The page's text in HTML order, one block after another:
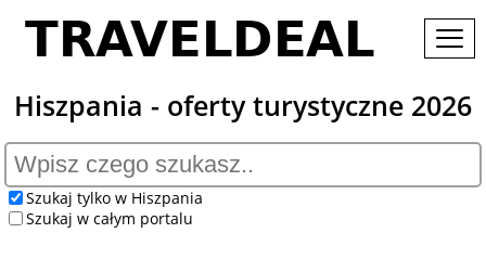
Hiszpania - oferty turystyczne 2026
Szukaj tylko w Hiszpania
Szukaj w całym portalu